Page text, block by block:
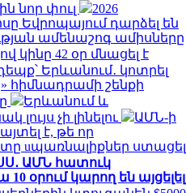
նոր փուլ
2026
Եվրոպայում դարձել են
ամենաշոգ ամիսները
կինը 42 օր մնացել է
Երևանում․ կոտրել
հիմնադրամի շենքի
Երևանում և
չի լինելու
ԱՄՆ-ի
է, թե որ
uպառնալիքներ ստացել
ԱՄՆ հատուկ
օրում կարող են այցելել